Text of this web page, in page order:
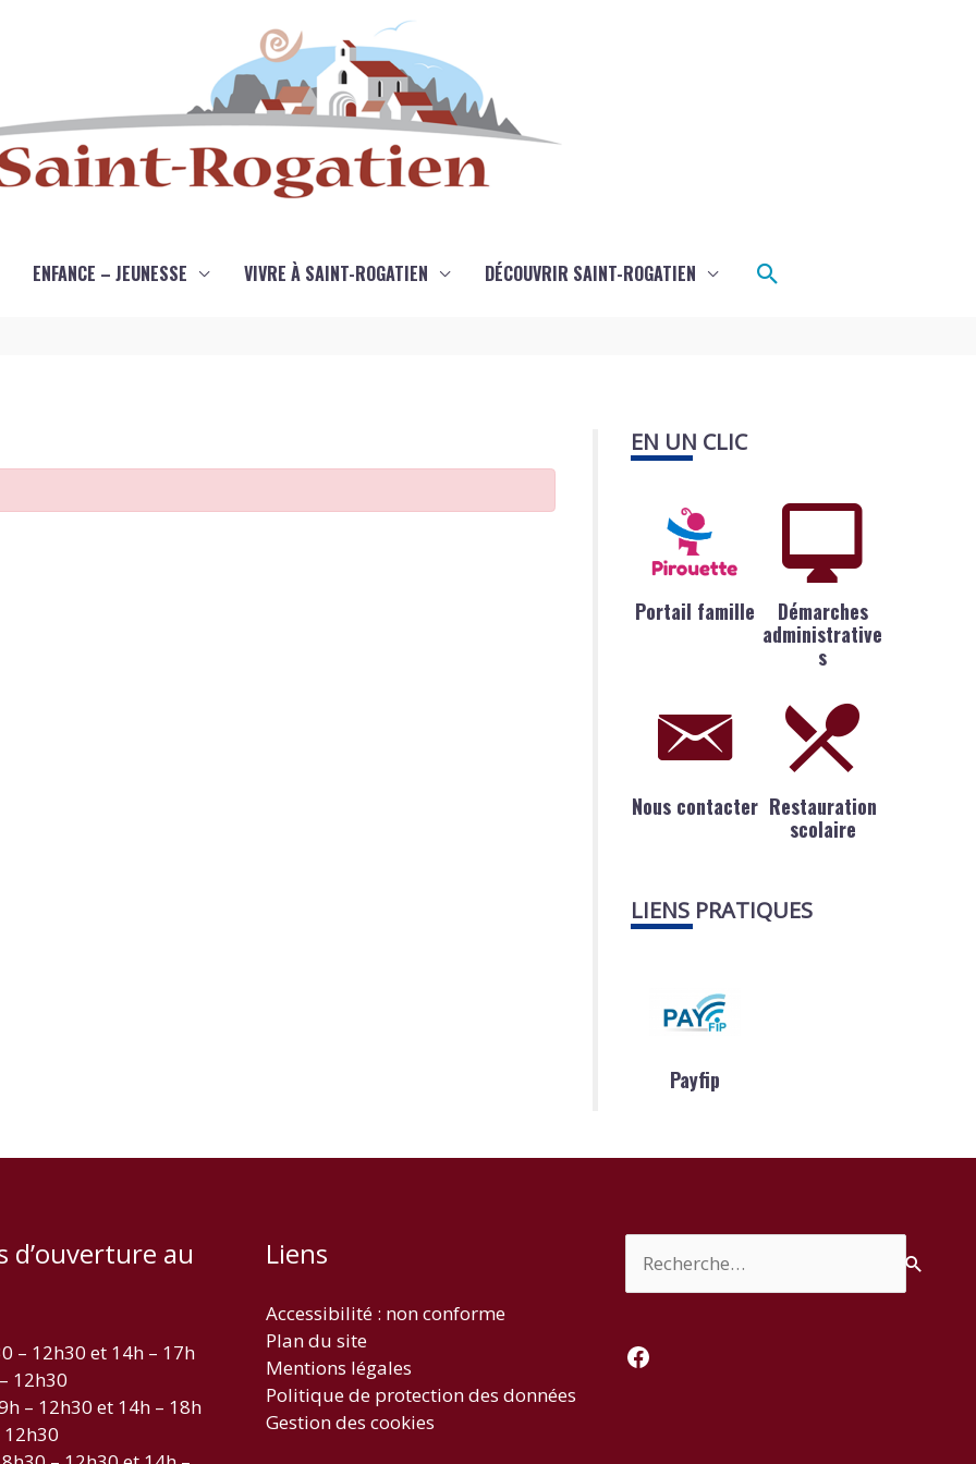
ENFANCE – JEUNESSE VIVRE À SAINT-ROGATIEN DÉCOUVRIR SAINT-ROGATIEN Rechercher
EN UN CLIC
Portail famille
Démarches
administrative
s
Nous contacter Restauration
scolaire
LIENS PRATIQUES
Payfip
d’ouverture au
– 12h30 et 14h – 17h
12h30
– 12h30 et 14h – 18h
12h30
Liens
Accessibilité : non conforme
Plan du site
Mentions légales
Politique de protection des données
Gestion des cookies
Facebook